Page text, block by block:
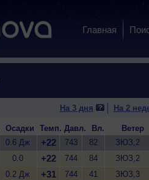
Главная
На 3 дня На 2
Осадки Темп. Давл. Вл.
Ветер
0.6 Дж +22 743 82
ЗЮЗ,2
0.0 +22 744 84
ЗЮЗ,2
0.2 Дж +31 744 41
ЗЮЗ,3